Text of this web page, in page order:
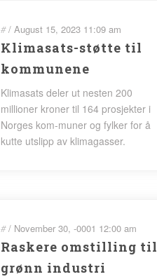
#/ August 15, 2023 11:09 am
Klimasats-støtte til
kommunene
Klimasats deler ut nesten 200
millioner kroner til 164 prosjekter i
Norges kom-muner og fylker for å
kutte utslipp av klimagasser.
#/ November 30, -0001 12:00 am
Raskere omstilling til
grønn industri